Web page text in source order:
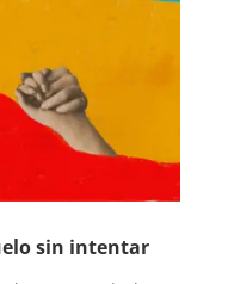
sin intentar